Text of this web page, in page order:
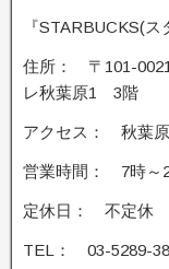
『STARBUCKS(
住所： 〒101-
レ秋葉原1 3階
アクセス： 秋葉
営業時間： 7時～
定休日： 不定休
TEL： 03-5289-